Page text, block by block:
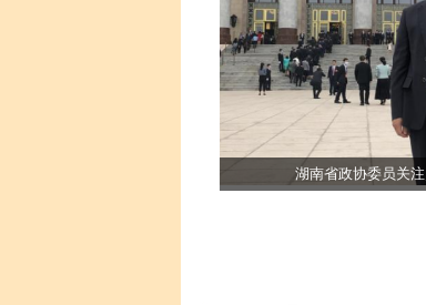
湖南省政协委员关